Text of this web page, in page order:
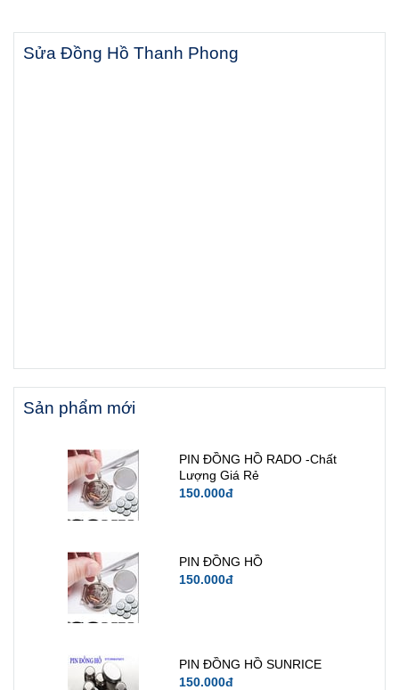
Sửa Đồng Hồ Thanh Phong
Sản phẩm mới
PIN ĐỒNG HỒ RADO -Chất
Lượng Giá Rẻ
150.000đ
PIN ĐỒNG HỒ
150.000đ
PIN ĐỒNG HỒ SUNRICE
150.000đ